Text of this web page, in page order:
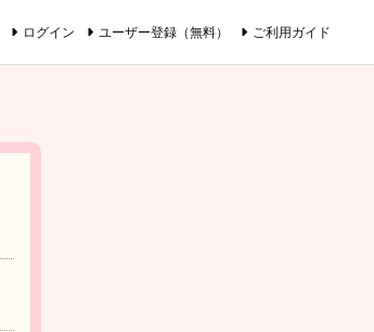
ログイン ユーザー登録（無料） ご利用ガイド